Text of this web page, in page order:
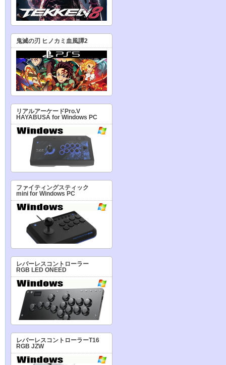
鬼滅の刃 ヒノカミ血風譚2
リアルアーケードPro.V
HAYABUSA for Windows PC
ファイティングスティック
mini for Windows PC
レバーレスコントローラー
RGB LED ONEED
レバーレスコントローラーT16
RGB JZW